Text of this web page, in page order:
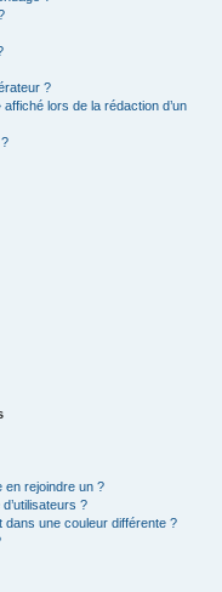
?
lors de la rédaction d’un
en rejoindre un ?
?
dans une couleur différente ?